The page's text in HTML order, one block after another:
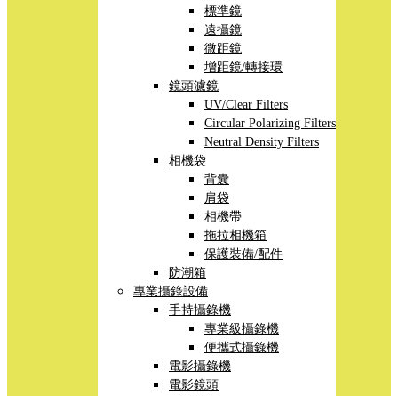
標準鏡
遠攝鏡
微距鏡
增距鏡/轉接環
鏡頭濾鏡
UV/Clear Filters
Circular Polarizing Filters
Neutral Density Filters
相機袋
背囊
肩袋
相機帶
拖拉相機箱
保護裝備/配件
防潮箱
專業攝錄設備
手持攝錄機
專業級攝錄機
便攜式攝錄機
電影攝錄機
電影鏡頭